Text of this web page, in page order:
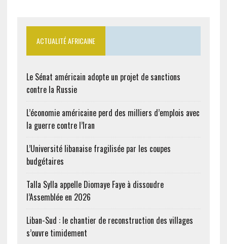
Avec ce volume, le pays
devrait être positionné
en tant que premier
producteur et
ACTUALITÉ AFRICAINE
Le Sénat américain adopte un projet de sanctions
contre la Russie
L’économie américaine perd des milliers d’emplois avec
la guerre contre l’Iran
L’Université libanaise fragilisée par les coupes
budgétaires
Talla Sylla appelle Diomaye Faye à dissoudre
l’Assemblée en 2026
Liban-Sud : le chantier de reconstruction des villages
s’ouvre timidement